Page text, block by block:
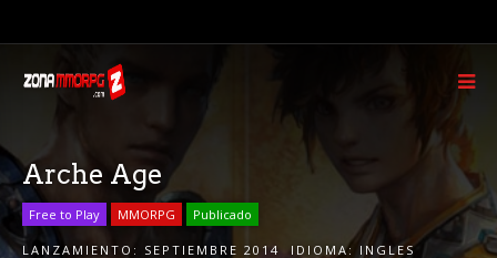
Arche Age
Free to Play MMORPG Publicado
LANZAMIENTO: SEPTIEMBRE 2014 IDIOMA: INGLES